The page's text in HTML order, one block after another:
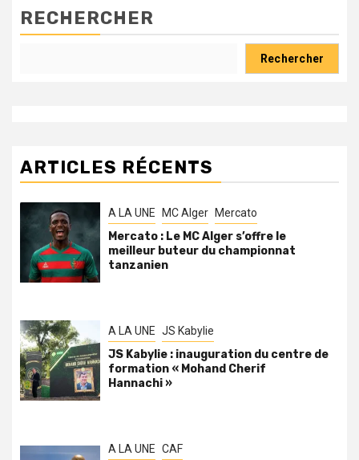
RECHERCHER
Rechercher
ARTICLES RÉCENTS
A LA UNE MC Alger Mercato
Mercato : Le MC Alger s’offre le
meilleur buteur du championnat
tanzanien
A LA UNE JS Kabylie
JS Kabylie : inauguration du centre de
formation « Mohand Cherif
Hannachi »
A LA UNE CAF